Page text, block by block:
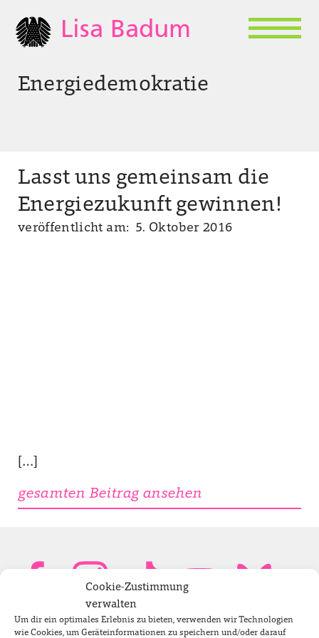
Cookie-Zustimmung
verwalten
Um dir ein optimales Erlebnis zu bieten, verwenden wir Technologien
wie Cookies, um Geräteinformationen zu speichern und/oder darauf
Lisa Badum
Energiedemokratie
Lasst uns gemeinsam die
Energiezukunft gewinnen!
veröffentlicht am: 5. Oktober 2016
[…]
gesamten Beitrag ansehen
Bundestagsabgeordnete